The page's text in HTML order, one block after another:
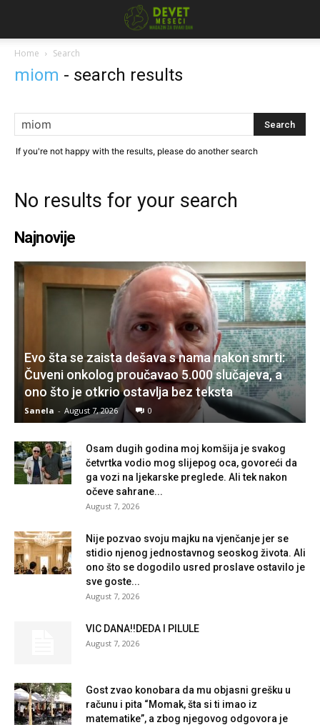
Home Search
miom - search results
If you're not happy with the results, please do another search
No results for your search
Najnovije
Evo šta se zaista dešava s nama nakon smrti:
Čuveni onkolog proučavao 5.000 slučajeva, a
ono što je otkrio ostavlja bez teksta
Sanela - August 7, 2026 0
Osam dugih godina moj komšija je svakog
četvrtka vodio mog slijepog oca, govoreći da
ga vozi na ljekarske preglede. Ali tek nakon
očeve sahrane...
August 7, 2026
Nije pozvao svoju majku na vjenčanje jer se
stidio njenog jednostavnog seoskog života. Ali
ono što se dogodilo usred proslave ostavilo je
sve goste...
August 7, 2026
VIC DANA!!DEDA I PILULE
August 7, 2026
Gost zvao konobara da mu objasni grešku u
računu i pita “Momak, šta si ti imao iz
matematike”, a zbog njegovog odgovora je